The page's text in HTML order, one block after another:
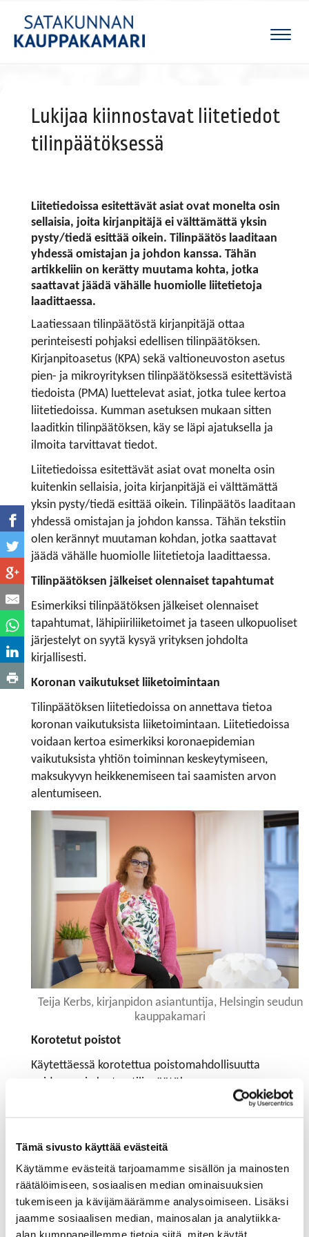
Tämä sivusto käyttää evästeitä
Käytämme evästeitä tarjoamamme sisällön ja mainosten
räätälöimiseen, sosiaalisen median ominaisuuksien
tukemiseen ja kävijämäärämme analysoimiseen. Lisäksi
jaamme sosiaalisen median, mainosalan ja analytiikka-
alan kumppaneillemme tietoja siitä, miten käytät
Lukijaa kiinnostavat liitetiedot
tilinpäätöksessä
Liitetiedoissa esitettävät asiat ovat monelta osin
sellaisia, joita kirjanpitäjä ei välttämättä yksin
pysty/tiedä esittää oikein. Tilinpäätös laaditaan
yhdessä omistajan ja johdon kanssa. Tähän
artikkeliin on kerätty muutama kohta, jotka
saattavat jäädä vähälle huomiolle liitetietoja
laadittaessa.
Laatiessaan tilinpäätöstä kirjanpitäjä ottaa
perinteisesti pohjaksi edellisen tilinpäätöksen.
Kirjanpitoasetus (KPA) sekä valtioneuvoston asetus
pien- ja mikroyrityksen tilinpäätöksessä esitettävistä
tiedoista (PMA) luettelevat asiat, jotka tulee kertoa
liitetiedoissa. Kumman asetuksen mukaan sitten
laaditkin tilinpäätöksen, käy se läpi ajatuksella ja
ilmoita tarvittavat tiedot.
Liitetiedoissa esitettävät asiat ovat monelta osin
kuitenkin sellaisia, joita kirjanpitäjä ei välttämättä
yksin pysty/tiedä esittää oikein. Tilinpäätös laaditaan
yhdessä omistajan ja johdon kanssa. Tähän tekstiin
olen kerännyt muutaman kohdan, jotka saattavat
jäädä vähälle huomiolle liitetietoja laadittaessa.
Tilinpäätöksen jälkeiset olennaiset tapahtumat
Esimerkiksi tilinpäätöksen jälkeiset olennaiset
tapahtumat, lähipiiriliiketoimet ja taseen ulkopuoliset
järjestelyt on syytä kysyä yrityksen johdolta
kirjallisesti.
Koronan vaikutukset liiketoimintaan
Tilinpäätöksen liitetiedoissa on annettava tietoa
koronan vaikutuksista liiketoimintaan. Liitetiedoissa
voidaan kertoa esimerkiksi koronaepidemian
vaikutuksista yhtiön toiminnan keskeytymiseen,
maksukyvyn heikkenemiseen tai saamisten arvon
alentumiseen.
Teija Kerbs, kirjanpidon asiantuntija, Helsingin seudun
kauppakamari
Korotetut poistot
Käytettäessä korotettua poistomahdollisuutta
voidaan asia kertoa tilinpäätöksen
laatimisperiaatteissa esimerkiksi seuraavasti:
3 momentissa säädettyjä arvostamisen ja
jaksottamisen olettamaperiaatteita ja -menetelmiä,
lukuun ottamatta tilikaudella hankitun sorvin
hankintamenoa, määrältään 30 000 euroa. Sen poisto
on tehty noudattaen poistojen verohuojennuslain